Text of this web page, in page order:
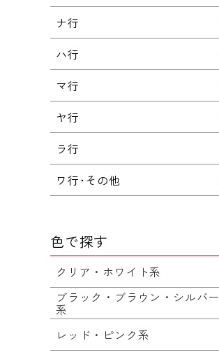
ナ行
ハ行
マ行
ヤ行
ラ行
ワ行･その他
色で探す
クリア・ホワイト系
ブラック・ブラウン・シルバー
系
レッド・ピンク系